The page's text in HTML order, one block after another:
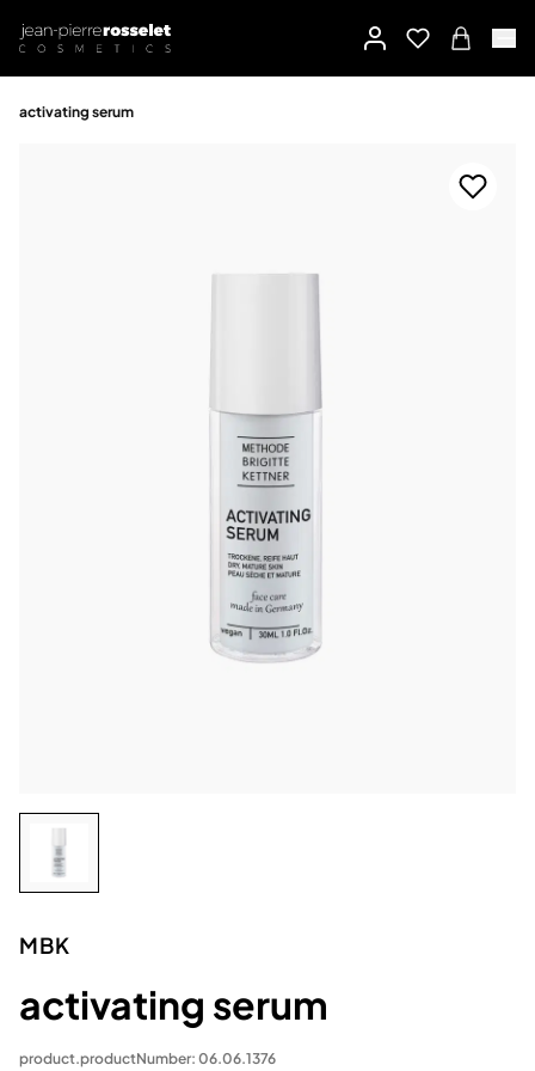
activating serum
MBK
activating serum
product.productNumber: 06.06.1376